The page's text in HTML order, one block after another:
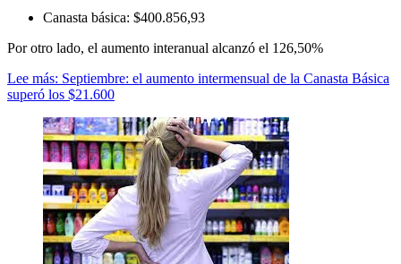
Canasta básica: $400.856,93
Por otro lado, el aumento interanual alcanzó el 126,50%
Lee más: Septiembre: el aumento intermensual de la Canasta Básica
superó los $21.600